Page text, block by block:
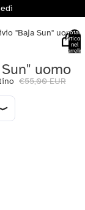
Totale
articoli
nel
carrello:
"Baja Sun" uomo
uomo
€55,00 EUR